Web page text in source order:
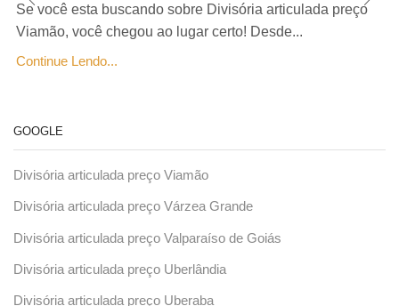
Se você esta buscando sobre Divisória articulada preço
Viamão, você chegou ao lugar certo! Desde...
Continue Lendo...
GOOGLE
Divisória articulada preço Viamão
Divisória articulada preço Várzea Grande
Divisória articulada preço Valparaíso de Goiás
Divisória articulada preço Uberlândia
Divisória articulada preço Uberaba